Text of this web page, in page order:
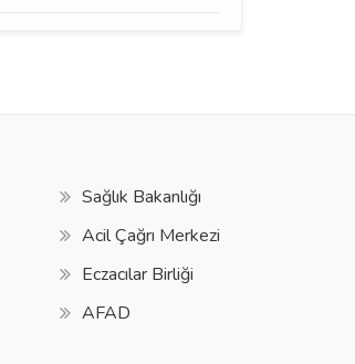
Sağlık Bakanlığı
Acil Çağrı Merkezi
Eczacılar Birliği
AFAD